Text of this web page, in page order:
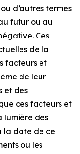
d’autres termes
futur ou au
Ces
de la
facteurs et
de leur
et des
ces facteurs et
lumière des
la date de ce
ou les